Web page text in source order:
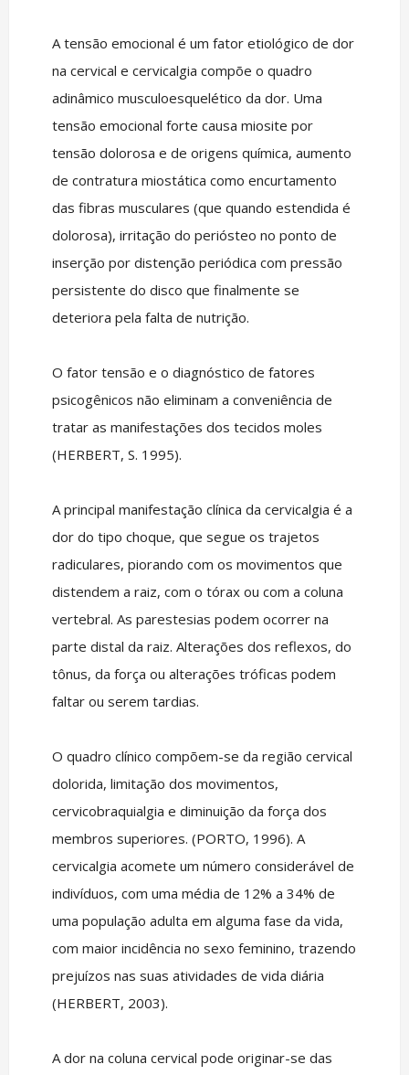
A tensão emocional é um fator etiológico de dor
na cervical e cervicalgia compõe o quadro
adinâmico musculoesquelético da dor. Uma
tensão emocional forte causa miosite por
tensão dolorosa e de origens química, aumento
de contratura miostática como encurtamento
das fibras musculares (que quando estendida é
dolorosa), irritação do periósteo no ponto de
inserção por distenção periódica com pressão
persistente do disco que finalmente se
deteriora pela falta de nutrição.
O fator tensão e o diagnóstico de fatores
psicogênicos não eliminam a conveniência de
tratar as manifestações dos tecidos moles
(HERBERT, S. 1995).
A principal manifestação clínica da cervicalgia é a
dor do tipo choque, que segue os trajetos
radiculares, piorando com os movimentos que
distendem a raiz, com o tórax ou com a coluna
vertebral. As parestesias podem ocorrer na
parte distal da raiz. Alterações dos reflexos, do
tônus, da força ou alterações tróficas podem
faltar ou serem tardias.
O quadro clínico compõem-se da região cervical
dolorida, limitação dos movimentos,
cervicobraquialgia e diminuição da força dos
membros superiores. (PORTO, 1996). A
cervicalgia acomete um número considerável de
indivíduos, com uma média de 12% a 34% de
uma população adulta em alguma fase da vida,
com maior incidência no sexo feminino, trazendo
prejuízos nas suas atividades de vida diária
(HERBERT, 2003).
A dor na coluna cervical pode originar-se das